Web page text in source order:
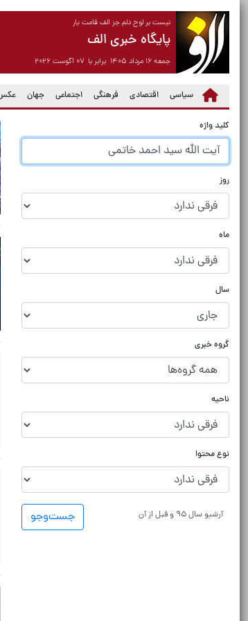
نیست بر لوح دلم جز الف قامت یار
پایگاه خبری الف
جمعه ۱۶ مرداد ۱۴۰۵ برابر با ۰۷ آگوست ۲۰۲۶
سیاسی اقتصادی فرهنگی اجتماعی جهان
کلید واژه
روز
ماه
سال
گروه خبری
ناحیه
نوع محتوا
جست‌و‌جو آرشیو سال ۹۵ و قبل از آن